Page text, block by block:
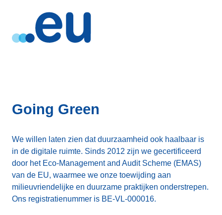
Going Green
We willen laten zien dat duurzaamheid ook haalbaar is
in de digitale ruimte. Sinds 2012 zijn we gecertificeerd
door het Eco-Management and Audit Scheme (EMAS)
van de EU, waarmee we onze toewijding aan
milieuvriendelijke en duurzame praktijken onderstrepen.
Ons registratienummer is BE-VL-000016.